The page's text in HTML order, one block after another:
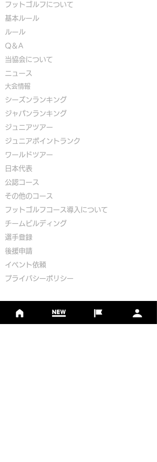
フットゴルフについて
基本ルール
ルール
Q＆A
​当協会について
​ニュース
大会情報
シーズンランキング
ジャパンランキング
ジュニアツアー
ジュニアポイントランク
​ワールドツアー
​​日本代表
公認コース
​その他のコース
​ フットゴルフコース導入について
​チームビルディング
選手登録​
​後援申請
​イベント依頼
プライバシーポリシー